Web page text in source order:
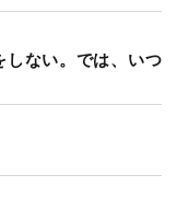
ない。では、いつ